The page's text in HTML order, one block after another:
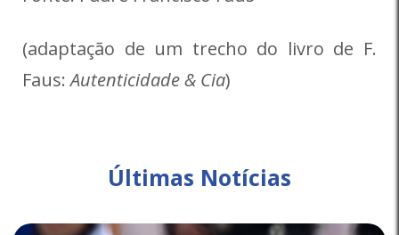
(adaptação de um trecho do livro de F.
Faus:Autenticidade & Cia)
Últimas Notícias